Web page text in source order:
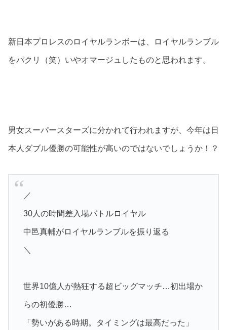
新日本プロレスのロイヤルランボーは、ロイヤルランブル
をパクリ（笑）いやオマージュしたものと思われます。
男女スーパースターズに分かれて行われますが、今年は日
本人ダブル優勝の可能性が高いのではないでしょうか！？
／
30人の時間差入場バトルロイヤル
中邑真輔がロイヤルランブルを振り返る
＼
世界10億人が熱狂する超ビッグマッチ…初出場か
らの初優勝…
「勢いがある時期。タイミングは最高だった」